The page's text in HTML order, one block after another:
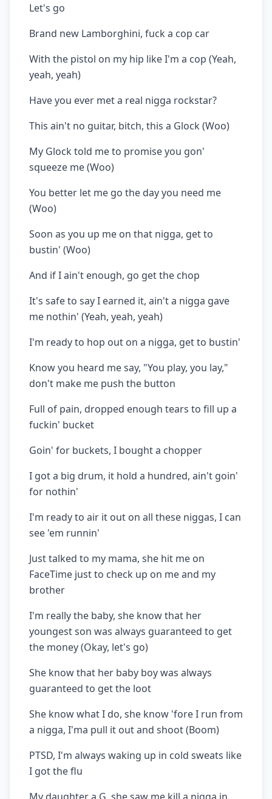
Let's go
Brand new Lamborghini, fuck a cop car
With the pistol on my hip like I'm a cop (Yeah,
yeah, yeah)
Have you ever met a real nigga rockstar?
This ain't no guitar, bitch, this a Glock (Woo)
My Glock told me to promise you gon'
squeeze me (Woo)
You better let me go the day you need me
(Woo)
Soon as you up me on that nigga, get to
bustin' (Woo)
And if I ain't enough, go get the chop
It's safe to say I earned it, ain't a nigga gave
me nothin' (Yeah, yeah, yeah)
I'm ready to hop out on a nigga, get to bustin'
Know you heard me say, "You play, you lay,"
don't make me push the button
Full of pain, dropped enough tears to fill up a
fuckin' bucket
Goin' for buckets, I bought a chopper
I got a big drum, it hold a hundred, ain't goin'
for nothin'
I'm ready to air it out on all these niggas, I can
see 'em runnin'
Just talked to my mama, she hit me on
FaceTime just to check up on me and my
brother
I'm really the baby, she know that her
youngest son was always guaranteed to get
the money (Okay, let's go)
She know that her baby boy was always
guaranteed to get the loot
She know what I do, she know 'fore I run from
a nigga, I'ma pull it out and shoot (Boom)
PTSD, I'm always waking up in cold sweats like
I got the flu